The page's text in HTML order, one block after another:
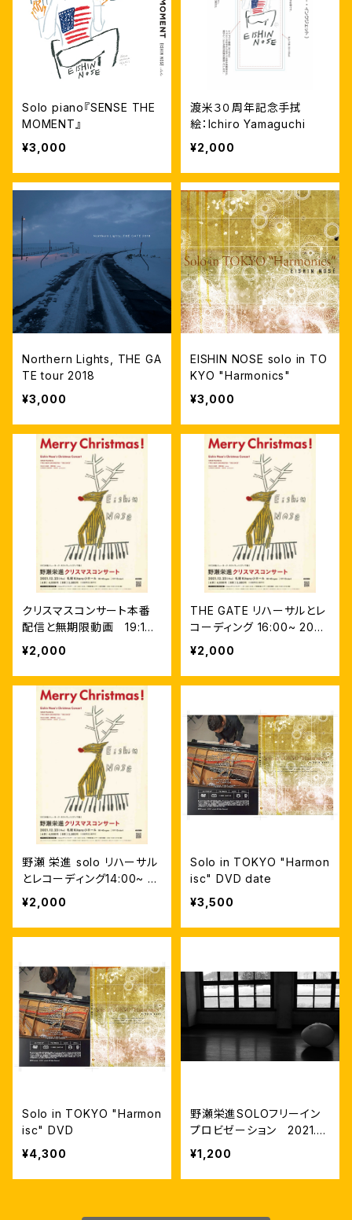
Solo piano『SENSE THE
MOMENT』
¥3,000
渡米３０周年記念手拭
絵：Ichiro Yamaguchi
¥2,000
Northern Lights, THE GA
TE tour 2018
¥3,000
EISHIN NOSE solo in TO
KYO "Harmonics"
¥3,000
クリスマスコンサート本番
配信と無期限動画 19:1
5〜2021.12.23 at札幌コン
サートホールKitara
¥2,000
THE GATE リハーサルとレ
コーディング 16:00~ 2021.
12.23 札幌コンサートホー
ルKitara 配信＋無期限動
画
¥2,000
野瀬 栄進 solo リハーサル
とレコーディング14:00~ 2
021.12.23 札幌コンサート
ホール Kitara 配信と無期
限動画
¥2,000
Solo in TOKYO "Harmon
isc" DVD date
¥3,500
Solo in TOKYO "Harmon
isc" DVD
¥4,300
野瀬栄進SOLOフリーイン
プロビゼーション 2021.2.
14 美唄アルテピアッツァ
¥1,200